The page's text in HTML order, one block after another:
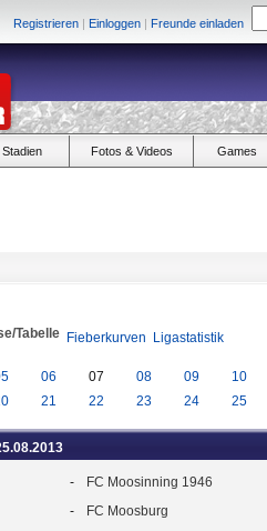
Registrieren | Einloggen | Freunde einladen
Stadien Fotos & Videos Games
Tabelle Fieberkurven Ligastatistik
06 07 08 09 10
21 22 23 24 25
- FC Moosinning 1946
- FC Moosburg